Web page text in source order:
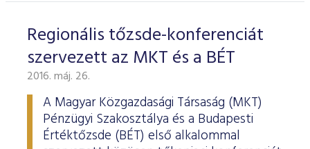
Regionális tőzsde-konferenciát
szervezett az MKT és a BÉT
2016. máj. 26.
A Magyar Közgazdasági Társaság (MKT)
Pénzügyi Szakosztálya és a Budapesti
Értéktőzsde (BÉT) első alkalommal